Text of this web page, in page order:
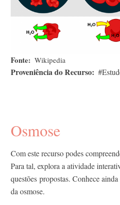
Fonte Wikipedia
Proveniência do Recurso
Osmose
Com este recurso podes
Para tal, explora a atividade
questões propostas. Conhece
da osmose.